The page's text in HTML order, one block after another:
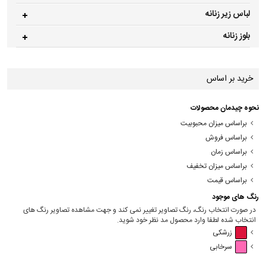
لباس زیر زنانه
بلوز زنانه
خرید بر اساس
نحوه چیدمان محصولات
براساس میزان محبوبیت
براساس فروش
براساس زمان
براساس میزان تخفیف
براساس قیمت
رنگ های موجود
در صورت انتخاب رنگ، رنگ تصاویر تغییر نمی کند و جهت مشاهده تصاویر رنگ های
انتخاب شده لطفا وارد محصول مد نظر خود شوید.
زرشکی
سرخابی